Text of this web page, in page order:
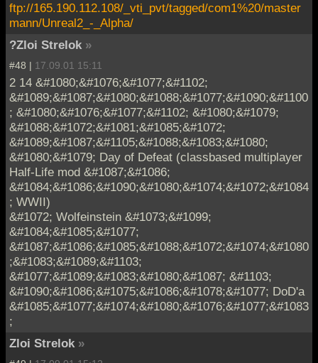
ftp://165.190.112.108/_vti_pvt/tagged/com1%20/master
mann/Unreal2_-_Alpha/
?Zloi Strelok »
#48 | 17.09.01 15:11
2 14 &#1080;&#1076;&#1077;&#1102;
&#1089;&#1087;&#1080;&#1088;&#1077;&#1090;&#1100
; &#1080;&#1076;&#1077;&#1102; &#1080;&#1079;
&#1088;&#1072;&#1081;&#1085;&#1072;
&#1089;&#1087;&#1105;&#1088;&#1083;&#1080;
&#1080;&#1079; Day of Defeat (classbased multiplayer
Half-Life mod &#1087;&#1086;
&#1084;&#1086;&#1090;&#1080;&#1074;&#1072;&#1084
; WWII)
&#1072; Wolfeinstein &#1073;&#1099;
&#1084;&#1085;&#1077;
&#1087;&#1086;&#1085;&#1088;&#1072;&#1074;&#1080
;&#1083;&#1089;&#1103;
&#1077;&#1089;&#1083;&#1080;&#1087; &#1103;
&#1090;&#1086;&#1075;&#1086;&#1078;&#1077; DoD'a
&#1085;&#1077;&#1074;&#1080;&#1076;&#1077;&#1083
;
Zloi Strelok »